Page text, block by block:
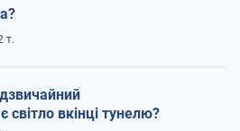
т.
світло вкінці тунелю?